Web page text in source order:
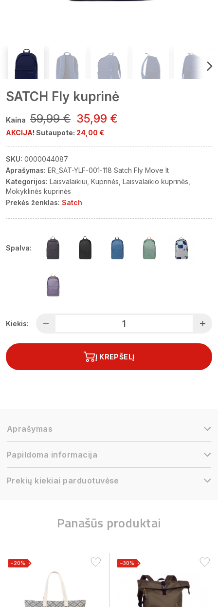
SATCH Fly kuprinė
Kaina 59,99 € 35,99 €
AKCIJA! Sutaupote: 24,00 €
SKU: 0000044087
Aprašymas: ER_SAT-YLF-001-118 Satch Fly Move It
Kategorijos: Laisvalaikiui Kuprinės Laisvalaikio kuprinės
Mokyklinės kuprinės
Prekės ženklas: Satch
Spalva:
Kiekis:
Į KREPŠELĮ
Aprašymas
Papildoma informacija
Prekių kiekiai parduotuvėse
Panašūs produktai
−20% −30%